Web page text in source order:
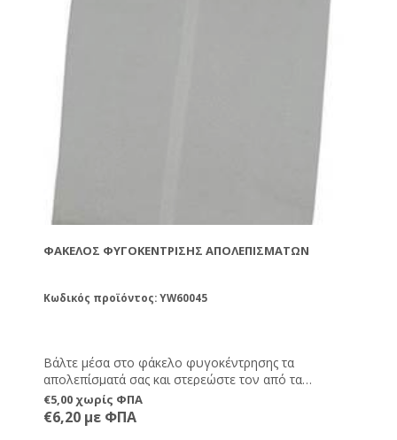
ΦΆΚΕΛΟΣ ΦΥΓΟΚΈΝΤΡΙΣΗΣ ΑΠΟΛΕΠΙΣΜΆΤΩΝ
Κωδικός προϊόντος: YW60045
Βάλτε μέσα στο φάκελο φυγοκέντρησης τα
απολεπίσματά σας και στερεώστε τον από τα
στηρίγματά του μέσα στον μελιτοεξαγωγέα σας.
Ξεκινήστε την φυγοκέντρηση και τα απολεπίσματά
σας θα στραγγίξουν από μέλι το οποίο θα ξεφύγει
€5,00 χωρίς ΦΠΑ
€6,20 με ΦΠΑ